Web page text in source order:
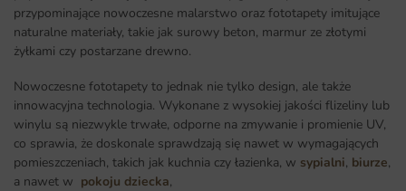
przypominające nowoczesne malarstwo oraz fototapety imitujące
naturalne materiały, takie jak surowy beton, marmur ze złotymi
żyłkami czy postarzane drewno.
Nowoczesne fototapety to jednak nie tylko design, ale także
innowacyjna technologia. Wykonane z wysokiej jakości flizeliny lub
winylu są niezwykle trwałe, odporne na zmywanie i promienie UV,
co sprawia, że doskonale sprawdzają się nawet w wymagających
pomieszczeniach, takich jak kuchnia czy łazienka, w sypialni, biurze,
a nawet w pokoju dziecka,